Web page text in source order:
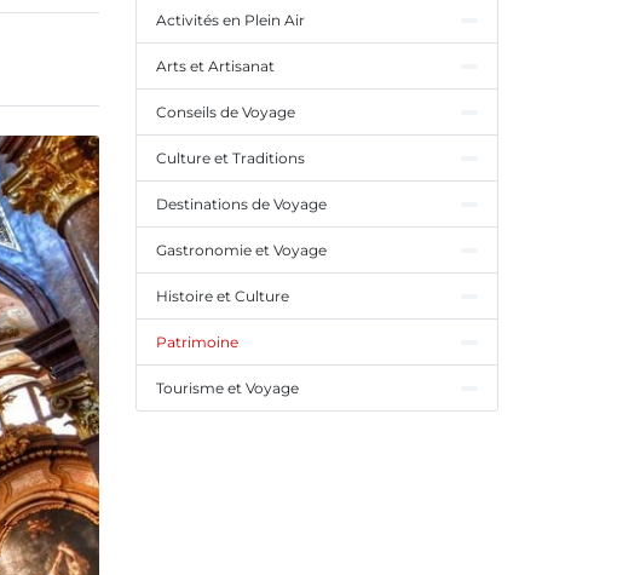
Activités en Plein Air
Arts et Artisanat
Conseils de Voyage
Culture et Traditions
Destinations de Voyage
Gastronomie et Voyage
Histoire et Culture
Patrimoine
Tourisme et Voyage